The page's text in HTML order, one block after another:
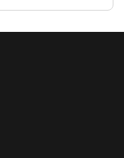
Length Спирала за